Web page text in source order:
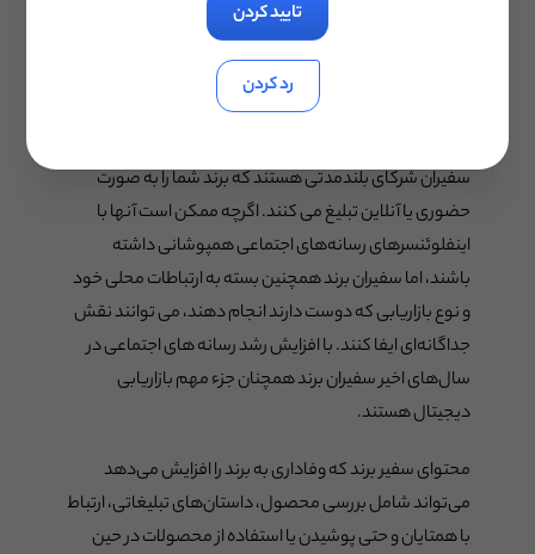
مؤثر بودن تلاش‌های بازاریابی شما برای ادامه رشد امری
سفیران شرکای بلندمدتی هستند که برند شما را به صورت
حضوری یا آنلاین تبلیغ می کنند. اگرچه ممکن است آنها با
اینفلوئنسرهای رسانه‌های اجتماعی همپوشانی داشته
باشند، اما سفیران برند همچنین بسته به ارتباطات محلی خود
و نوع بازاریابی که دوست دارند انجام دهند، می توانند نقش
جداگانه‌ای ایفا کنند. با افزایش رشد رسانه های اجتماعی در
سال‌های اخیر سفیران برند همچنان جزء مهم بازاریابی
دیجیتال هستند.
محتوای سفیر برند که وفاداری به برند را افزایش می‌دهد
می‌تواند شامل بررسی محصول، داستان‌های تبلیغاتی، ارتباط
با همتایان و حتی پوشیدن یا استفاده از محصولات در حین
تایید کردن
رد کردن